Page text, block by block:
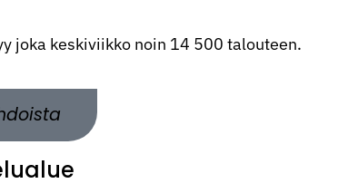
joka keskiviikko noin 14 500 talouteen.